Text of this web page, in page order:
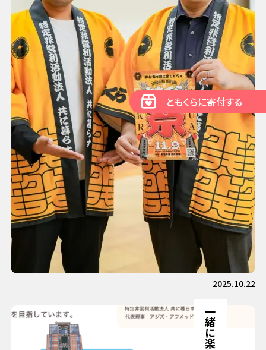
2025.10.22
ともくらに寄付する